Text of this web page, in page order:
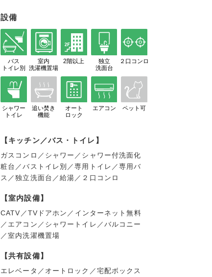
設備
バス
トイレ別
室内
洗濯機置場
2階以上
独立
洗面台
２口コンロ
シャワー
トイレ
追い焚き
機能
オート
ロック
エアコン ペット可
【キッチン／バス・トイレ】
ガスコンロ／シャワー／シャワー付洗面化
粧台／バストイレ別／専用トイレ／専用バ
ス／独立洗面台／給湯／２口コンロ
【室内設備】
CATV／TVドアホン／インターネット無料
／エアコン／シャワートイレ／バルコニー
／室内洗濯機置場
【共有設備】
エレベータ／オートロック／宅配ボックス